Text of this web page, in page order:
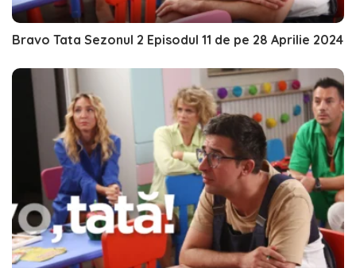
Bravo Tata Sezonul 2 Episodul 11 de pe 28 Aprilie 2024